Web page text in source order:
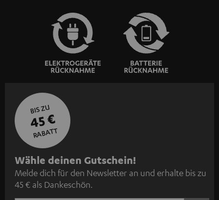
BIS ZU
45 €
RABATT
N
e
w
Wähle deinen Gutschein!
Melde dich für den Newsletter an und erhalte bis zu
45 € als Dankeschön.